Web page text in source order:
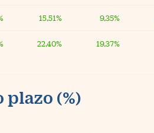
15,51% 9,35%
22,40% 19,37%
(%)